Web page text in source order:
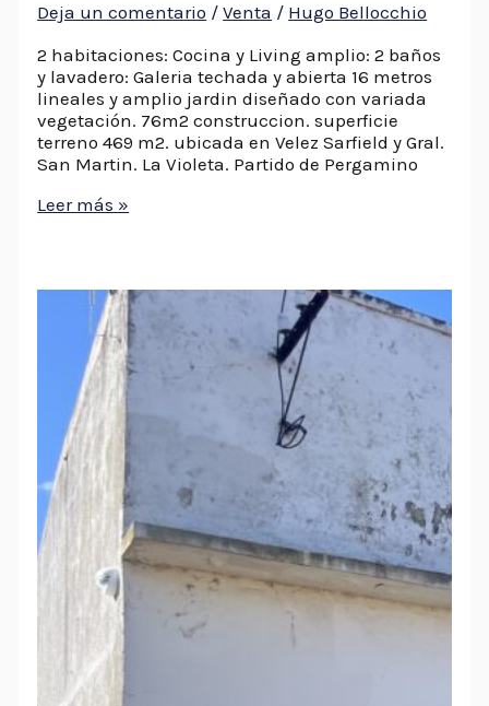
Deja un comentario /Venta / Hugo Bellocchio
2 habitaciones: Cocina y Living amplio: 2 baños
y lavadero: Galeria techada y abierta 16 metros
lineales y amplio jardin diseñado con variada
vegetación. 76m2 construccion. superficie
terreno 469 m2. ubicada en Velez Sarfield y Gral.
San Martin. La Violeta. Partido de Pergamino
Leer más »